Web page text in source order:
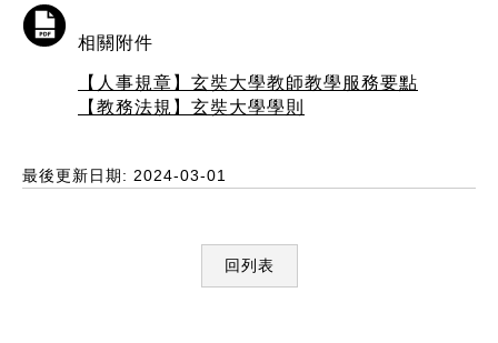
相關附件
【人事規章】玄奘大學教師教學服務要點
【教務法規】玄奘大學學則
最後更新日期: 2024-03-01
回列表